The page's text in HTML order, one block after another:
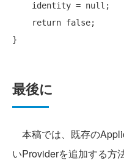
    identity =
null ;
return false;
最後に
本稿では、既存の
いProviderを追加する方